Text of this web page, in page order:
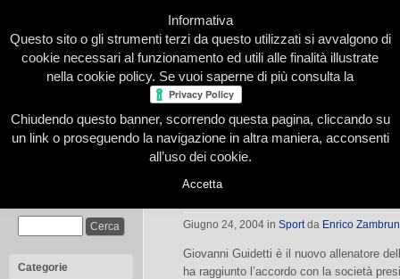
Home Presentazione Redazione Le nostre firme
Categorie
Pallavolo Chieri: nuovo mister
Giugno 24, 2004 in Sportda Enrico
Giovanni Guidetti è il nuovo allenatore
ha raggiunto l’accordo con la società
Informativa
Questo sito o gli strumenti terzi da questo utilizzati si avvalgono di
cookie necessari al funzionamento ed utili alle finalità illustrate
nella cookie policy. Se vuoi saperne di più consulta la
Chiudendo questo banner, scorrendo questa pagina, cliccando su
un link o proseguendo la navigazione in altra maniera, acconsenti
all’uso dei cookie.
Accetta